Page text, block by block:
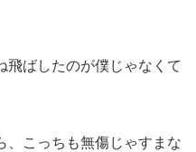
飛ばしたのが僕じゃなくて
、こっちも無傷じゃすまな